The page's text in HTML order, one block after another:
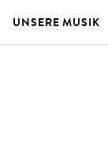
UNSERE MUSIK